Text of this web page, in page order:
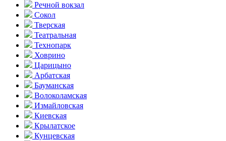
Речной вокзал
Сокол
Тверская
Театральная
Технопарк
Ховрино
Царицыно
Арбатская
Бауманская
Волоколамская
Измайловская
Киевская
Крылатское
Кунцевская